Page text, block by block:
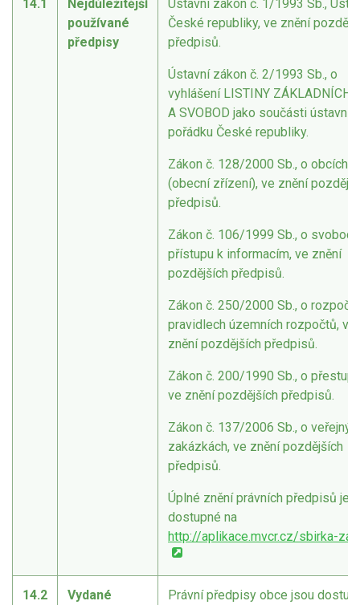
14.1
Nejdůležitější
používané
předpisy
Ústavní zákon č. 1/1993 Sb.,
České republiky, ve znění
předpisů.
Ústavní zákon č. 2/1993 Sb., o
vyhlášení LISTINY ZÁKLADNÍCH
A SVOBOD jako součásti
pořádku České republiky.
Zákon č. 128/2000 Sb., o obcích
(obecní zřízení), ve znění
předpisů.
Zákon č. 106/1999 Sb., o
přístupu k informacím, ve znění
pozdějších předpisů.
Zákon č. 250/2000 Sb., o
pravidlech územních rozpočtů, ve
znění pozdějších předpisů.
Zákon č. 200/1990 Sb., o
ve znění pozdějších předpisů.
Zákon č. 137/2006 Sb., o
zakázkách, ve znění pozdějších
předpisů.
Úplné znění právních předpisů je
dostupné na
http://aplikace.mvcr.cz/sbirka-
14.2
Vydané
Právní předpisy obce jsou